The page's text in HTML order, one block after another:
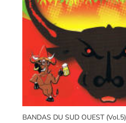
BANDAS DU SUD OUEST (Vol.5)